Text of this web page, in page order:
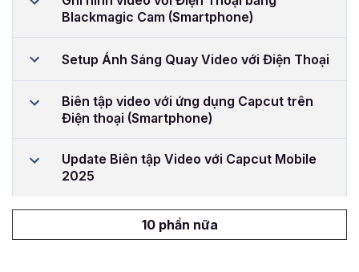
Blackmagic Cam (Smartphone)
Setup Ánh Sáng Quay Video với Điện Thoại
Biên tập video với ứng dụng Capcut trên
Điện thoại (Smartphone)
Update Biên tập Video với Capcut Mobile
2025
10 phần nữa